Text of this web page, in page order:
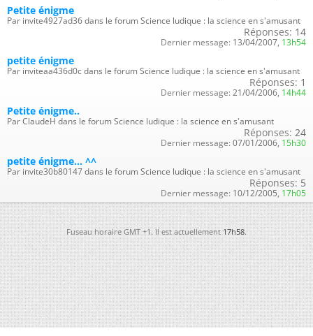
Petite énigme
Par invite4927ad36 dans le forum Science ludique : la science en s'amusant
Réponses: 14
Dernier message: 13/04/2007, 13h54
petite énigme
Par inviteaa436d0c dans le forum Science ludique : la science en s'amusant
Réponses: 1
Dernier message: 21/04/2006, 14h44
Petite énigme..
Par ClaudeH dans le forum Science ludique : la science en s'amusant
Réponses: 24
Dernier message: 07/01/2006, 15h30
petite énigme... ^^
Par invite30b80147 dans le forum Science ludique : la science en s'amusant
Réponses: 5
Dernier message: 10/12/2005, 17h05
Fuseau horaire GMT +1. Il est actuellement17h58.